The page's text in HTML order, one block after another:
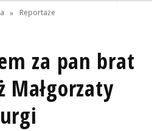
» Reportaże
za pan brat
Małgorzaty